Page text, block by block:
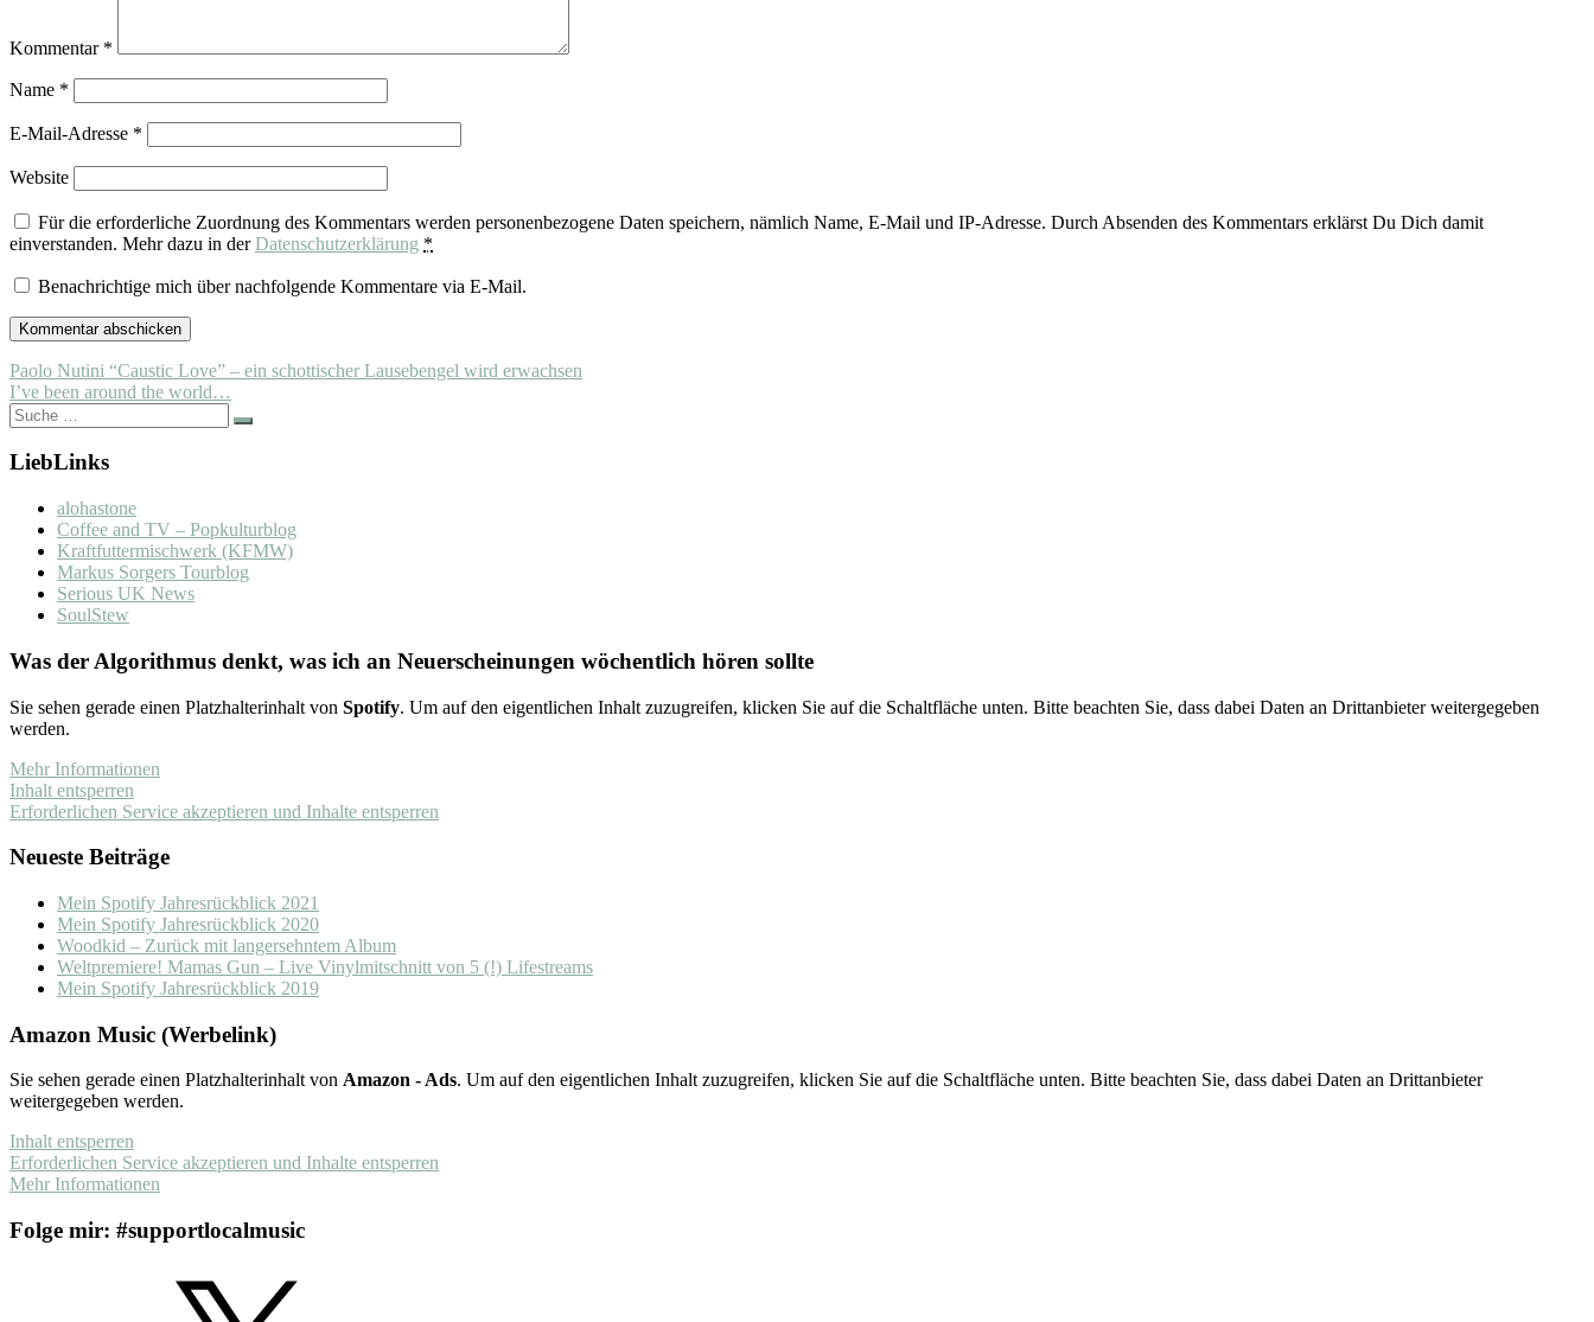
Kommentar *
Name *
E-Mail-Adresse *
Website
Für die erforderliche Zuordnung des Kommentars werden personenbezogene Daten speichern, nämlich Name, E-Mail und IP-Adresse. Durch Absenden des Kommentars erklärst Du Dich damit
einverstanden. Mehr dazu in derDatenschutzerklärung *
Benachrichtige mich über nachfolgende Kommentare via E-Mail.
Beitragsnavigation
Paolo Nutini “Caustic Love” – ein schottischer Lausebengel wird erwachsen
I’ve been around the world…
Suche
nach:
LiebLinks
alohastone
Coffee and TV – Popkulturblog
Kraftfuttermischwerk (KFMW)
Markus Sorgers Tourblog
Serious UK News
SoulStew
Was der Algorithmus denkt, was ich an Neuerscheinungen wöchentlich hören sollte
Sie sehen gerade einen Platzhalterinhalt von Spotify. Um auf den eigentlichen Inhalt zuzugreifen, klicken Sie auf die Schaltfläche unten. Bitte beachten Sie, dass dabei Daten an Drittanbieter weitergegeben
werden.
Mehr Informationen
Inhalt entsperren
Erforderlichen Service akzeptieren und Inhalte entsperren
Neueste Beiträge
Mein Spotify Jahresrückblick 2021
Mein Spotify Jahresrückblick 2020
Woodkid – Zurück mit langersehntem Album
Weltpremiere! Mamas Gun – Live Vinylmitschnitt von 5 (!) Lifestreams
Mein Spotify Jahresrückblick 2019
Amazon Music (Werbelink)
Sie sehen gerade einen Platzhalterinhalt von Amazon - Ads. Um auf den eigentlichen Inhalt zuzugreifen, klicken Sie auf die Schaltfläche unten. Bitte beachten Sie, dass dabei Daten an Drittanbieter
weitergegeben werden.
Inhalt entsperren
Erforderlichen Service akzeptieren und Inhalte entsperren
Mehr Informationen
Folge mir: #supportlocalmusic